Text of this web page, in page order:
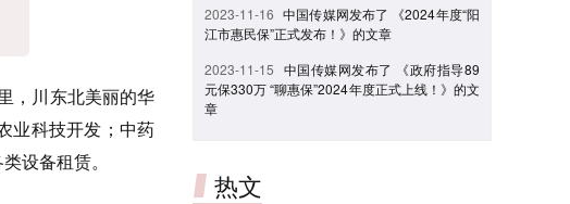
，川东北美丽的华
业科技开发；中药
设备租赁。
2023-11-16 中国传媒网发布了 《2024年度“阳
江市惠民保”正式发布！》的文章
2023-11-15 中国传媒网发布了 《政府指导89
元保330万 “聊惠保”2024年度正式上线！》的文
章
热文